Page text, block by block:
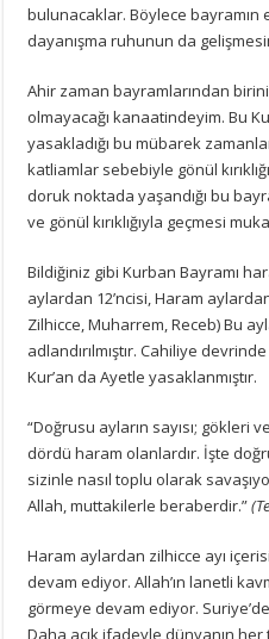
bulunacaklar. Böylece
dayanışma ruhunun da
Ahir zaman bayramlarından
olmayacağı kanaatindeyim. Bu
yasakladığı bu mübarek
katliamlar sebebiyle gönül
doruk noktada yaşandığı bu
ve gönül kırıklığıyla geçmesi
Bildiğiniz gibi Kurban Bayramı
aylardan 12’ncisi, Haram
Zilhicce, Muharrem, Receb) Bu
adlandırılmıştır. Cahiliye
Kur’an da Ayetle yasaklanmıştır.
“Doğrusu ayların sayısı; gökleri
dördü haram olanlardır. İşte
sizinle nasıl toplu olarak
Allah, muttakilerle beraberdir.”
Haram aylardan zilhicce ayı
devam ediyor. Allah’ın lanetli
görmeye devam ediyor.
Daha açık ifadeyle dünyanın